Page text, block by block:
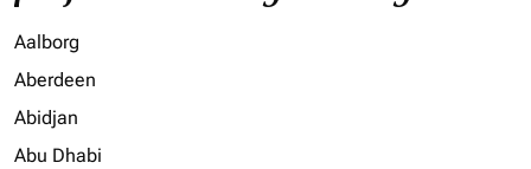
Aalborg
Aberdeen
Abidjan
Abu Dhabi